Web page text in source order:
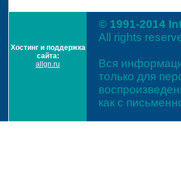
Хостинг и поддержка
сайта:
allgn.ru
© 1991-2014
All rights
Вся
только для
как с